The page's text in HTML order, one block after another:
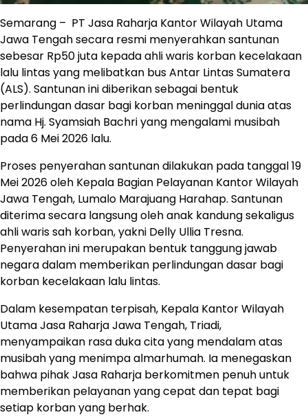
Semarang – PT Jasa Raharja Kantor Wilayah Utama
Jawa Tengah secara resmi menyerahkan santunan
sebesar Rp50 juta kepada ahli waris korban kecelakaan
lalu lintas yang melibatkan bus Antar Lintas Sumatera
(ALS). Santunan ini diberikan sebagai bentuk
perlindungan dasar bagi korban meninggal dunia atas
nama Hj. Syamsiah Bachri yang mengalami musibah
pada 6 Mei 2026 lalu.
Proses penyerahan santunan dilakukan pada tanggal 19
Mei 2026 oleh Kepala Bagian Pelayanan Kantor Wilayah
Jawa Tengah, Lumalo Marajuang Harahap. Santunan
diterima secara langsung oleh anak kandung sekaligus
ahli waris sah korban, yakni Delly Ullia Tresna.
Penyerahan ini merupakan bentuk tanggung jawab
negara dalam memberikan perlindungan dasar bagi
korban kecelakaan lalu lintas.
Dalam kesempatan terpisah, Kepala Kantor Wilayah
Utama Jasa Raharja Jawa Tengah, Triadi,
menyampaikan rasa duka cita yang mendalam atas
musibah yang menimpa almarhumah. Ia menegaskan
bahwa pihak Jasa Raharja berkomitmen penuh untuk
memberikan pelayanan yang cepat dan tepat bagi
setiap korban yang berhak.